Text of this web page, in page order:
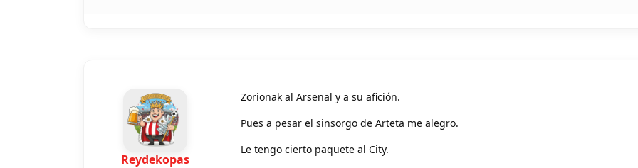
Reydekopas
Zorionak al Arsenal y a su afición.
Pues a pesar el sinsorgo de Arteta me alegro.
Le tengo cierto paquete al City.